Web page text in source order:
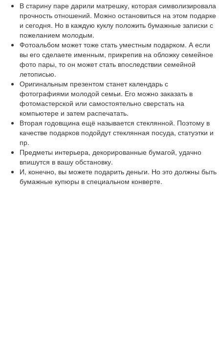
В старину паре дарили матрешку, которая символизировала
прочность отношений. Можно остановиться на этом подарке
и сегодня. Но в каждую куклу положить бумажные записки с
пожеланием молодым.
Фотоальбом может тоже стать уместным подарком. А если
вы его сделаете именным, прикрепив на обложку семейное
фото пары, то он может стать впоследствии семейной
летописью.
Оригинальным презентом станет календарь с
фотографиями молодой семьи. Его можно заказать в
фотомастерской или самостоятельно сверстать на
компьютере и затем распечатать.
Вторая годовщина ещё называется стеклянной. Поэтому в
качестве подарков подойдут стеклянная посуда, статуэтки и
пр.
Предметы интерьера, декорированные бумагой, удачно
впишутся в вашу обстановку.
И, конечно, вы можете подарить деньги. Но это должны быть
бумажные купюры в специальном конверте.